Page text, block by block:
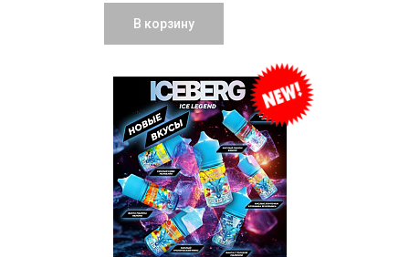
В корзину